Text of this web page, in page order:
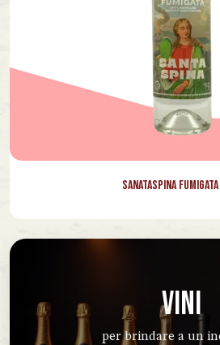
Sanataspina
VINI
per brindare a un